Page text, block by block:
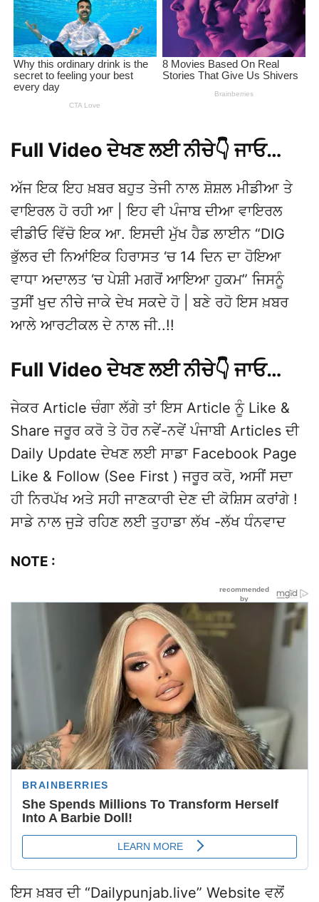
Full Video ਦੇਖਣ ਲਈ ਨੀਚੇ👇 ਜਾਓ…
ਅੱਜ ਇਕ ਇਹ ਖ਼ਬਰ ਬਹੁਤ ਤੇਜੀ ਨਾਲ ਸ਼ੋਸ਼ਲ ਮੀਡੀਆ ਤੇ
ਵਾਇਰਲ ਹੋ ਰਹੀ ਆ | ਇਹ ਵੀ ਪੰਜਾਬ ਦੀਆ ਵਾਇਰਲ
ਵੀਡੀਓ ਵਿੱਚੋ ਇਕ ਆ. ਇਸਦੀ ਮੁੱਖ ਹੈਡ ਲਾਈਨ “DIG
ਭੁੱਲਰ ਦੀ ਨਿਆਂਇਕ ਹਿਰਾਸਤ ‘ਚ 14 ਦਿਨ ਦਾ ਹੋਇਆ
ਵਾਧਾ ਅਦਾਲਤ ‘ਚ ਪੇਸ਼ੀ ਮਗਰੋਂ ਆਇਆ ਹੁਕਮ” ਜਿਸਨੂੰ
ਤੁਸੀਂ ਖੁਦ ਨੀਚੇ ਜਾਕੇ ਦੇਖ ਸਕਦੇ ਹੋ | ਬਣੇ ਰਹੋ ਇਸ ਖ਼ਬਰ
ਆਲੇ ਆਰਟੀਕਲ ਦੇ ਨਾਲ ਜੀ..!!
Full Video ਦੇਖਣ ਲਈ ਨੀਚੇ👇 ਜਾਓ…
ਜੇਕਰ Article ਚੰਗਾ ਲੱਗੇ ਤਾਂ ਇਸ Article ਨੂੰ Like &
Share ਜਰੂਰ ਕਰੋ ਤੇ ਹੋਰ ਨਵੇਂ-ਨਵੇਂ ਪੰਜਾਬੀ Articles ਦੀ
Daily Update ਦੇਖਣ ਲਈ ਸਾਡਾ Facebook Page
Like & Follow (See First ) ਜਰੂਰ ਕਰੋ, ਅਸੀਂ ਸਦਾ
ਹੀ ਨਿਰਪੱਖ ਅਤੇ ਸਹੀ ਜਾਣਕਾਰੀ ਦੇਣ ਦੀ ਕੋਸ਼ਿਸ ਕਰਾਂਗੇ !
ਸਾਡੇ ਨਾਲ ਜੁੜੇ ਰਹਿਣ ਲਈ ਤੁਹਾਡਾ ਲੱਖ -ਲੱਖ ਧੰਨਵਾਦ
NOTE :
ਇਸ ਖ਼ਬਰ ਦੀ “Dailypunjab.live” Website ਵਲੋਂ